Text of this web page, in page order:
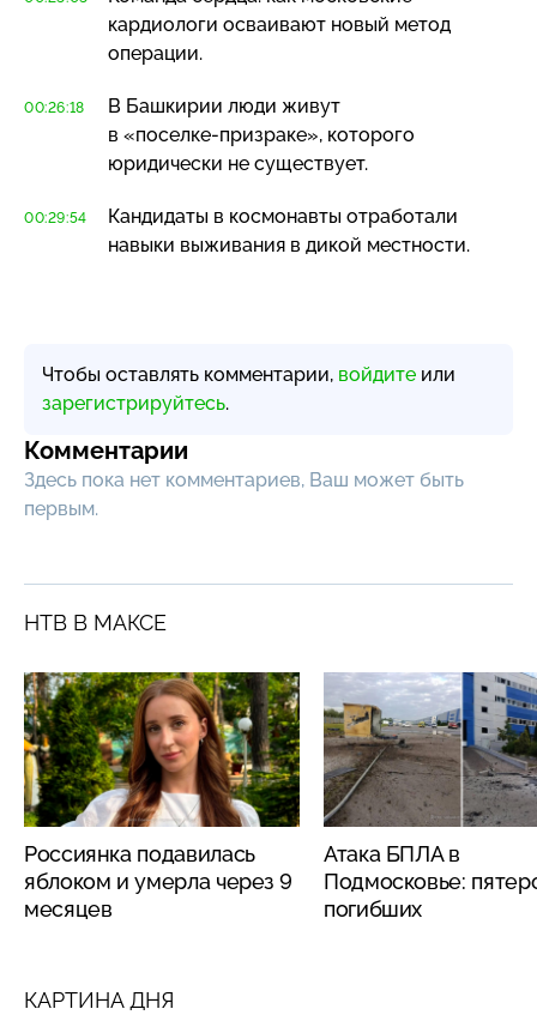
кардиологи осваивают новый метод
операции.
00:26:18
В Башкирии люди живут
в «поселке-призраке», которого
юридически не существует.
00:29:54
Кандидаты в космонавты отработали
навыки выживания в дикой местности.
Чтобы оставлять комментарии, войдите или
зарегистрируйтесь.
Комментарии
Здесь пока нет комментариев, Ваш может быть
первым.
НТВ В МАКСЕ
Россиянка подавилась
яблоком и умерла через 9
месяцев
Атака БПЛА в
Подмосковье:
погибших
КАРТИНА ДНЯ